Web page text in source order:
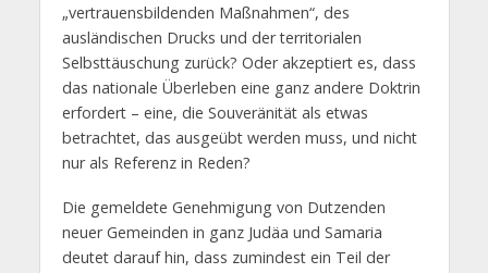
„vertrauensbildenden Maßnahmen“, des
ausländischen Drucks und der territorialen
Selbsttäuschung zurück? Oder akzeptiert es, dass
das nationale Überleben eine ganz andere Doktrin
erfordert – eine, die Souveränität als etwas
betrachtet, das ausgeübt werden muss, und nicht
nur als Referenz in Reden?
Die gemeldete Genehmigung von Dutzenden
neuer Gemeinden in ganz Judäa und Samaria
deutet darauf hin, dass zumindest ein Teil der